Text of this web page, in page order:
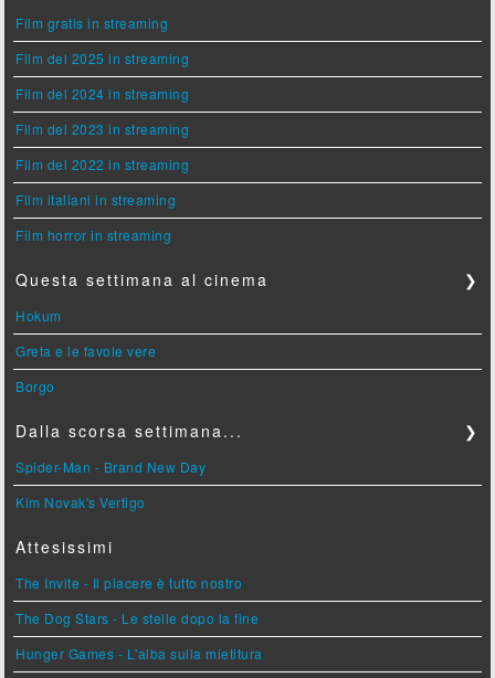
Film gratis in streaming
Film del 2025 in streaming
Film del 2024 in streaming
Film del 2023 in streaming
Film del 2022 in streaming
Film italiani in streaming
Film horror in streaming
Questa settimana al cinema ❯
Hokum
Greta e le favole vere
Borgo
Dalla scorsa settimana... ❯
Spider-Man - Brand New Day
Kim Novak's Vertigo
Attesissimi
The Invite - Il piacere è tutto nostro
The Dog Stars - Le stelle dopo la fine
Hunger Games - L'alba sulla mietitura